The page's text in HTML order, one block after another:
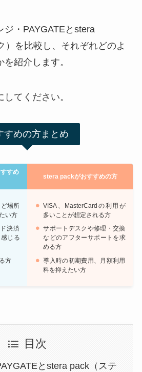
ジ・PAYGATEとstera
）を比較し、それぞれどのよ
紹介します。
てください。
すめの方まとめ
すめ
stera packがおすすめの方
場所
い方
決済
じる
方
VISA、MasterCardの利用が
多いことが想定される方
サポートデスクや修理・交換
などのアフターサポートを求
める方
導入時の初期費用、月額利用
料を抑えたい方
目次
とstera pack（ステ